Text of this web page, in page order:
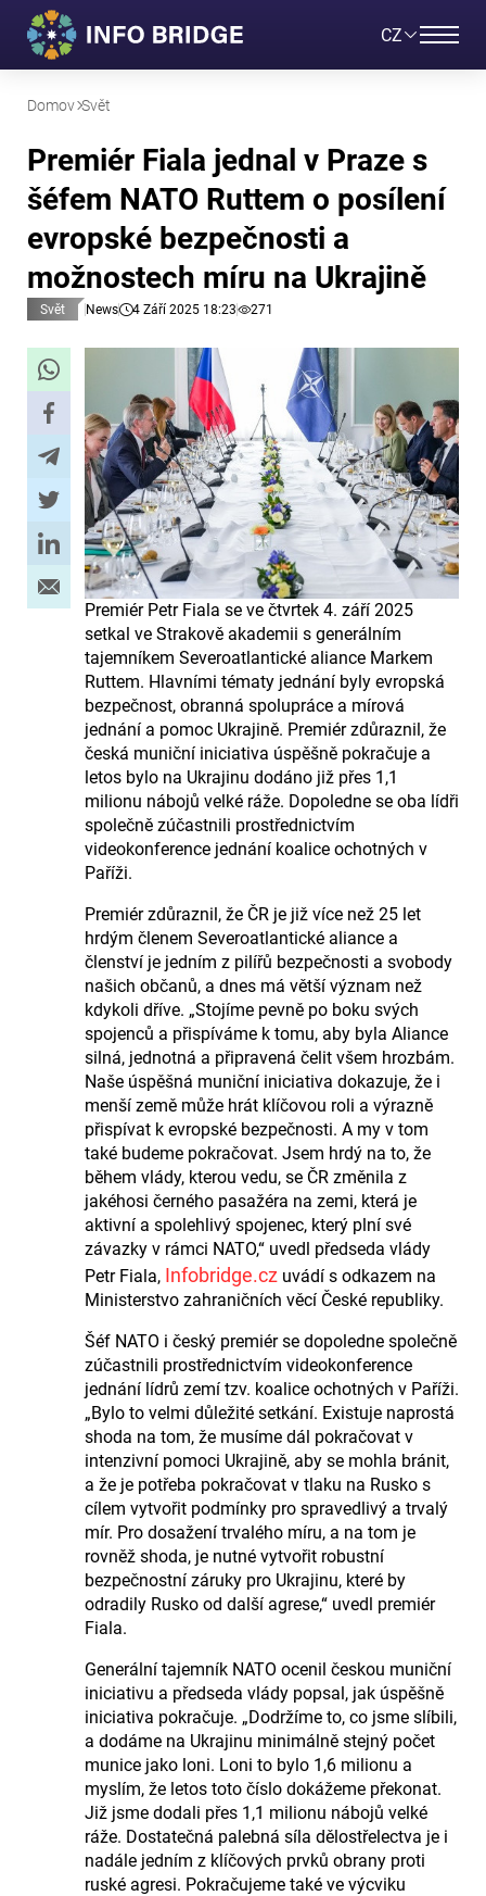
CZ
Domov Svět
Premiér Fiala jednal v Praze s
šéfem NATO Ruttem o posílení
evropské bezpečnosti a
možnostech míru na Ukrajině
Svět News 4 Září 2025 18:23 271
Premiér Petr Fiala se ve čtvrtek 4. září 2025
setkal ve Strakově akademii s generálním
tajemníkem Severoatlantické aliance Markem
Ruttem. Hlavními tématy jednání byly evropská
bezpečnost, obranná spolupráce a mírová
jednání a pomoc Ukrajině. Premiér zdůraznil, že
česká muniční iniciativa úspěšně pokračuje a
letos bylo na Ukrajinu dodáno již přes 1,1
milionu nábojů velké ráže. Dopoledne se oba lídři
společně zúčastnili prostřednictvím
videokonference jednání koalice ochotných v
Paříži.
Premiér zdůraznil, že ČR je již více než 25 let
hrdým členem Severoatlantické aliance a
členství je jedním z pilířů bezpečnosti a svobody
našich občanů, a dnes má větší význam než
kdykoli dříve. „Stojíme pevně po boku svých
spojenců a přispíváme k tomu, aby byla Aliance
silná, jednotná a připravená čelit všem hrozbám.
Naše úspěšná muniční iniciativa dokazuje, že i
menší země může hrát klíčovou roli a výrazně
přispívat k evropské bezpečnosti. A my v tom
také budeme pokračovat. Jsem hrdý na to, že
během vlády, kterou vedu, se ČR změnila z
jakéhosi černého pasažéra na zemi, která je
aktivní a spolehlivý spojenec, který plní své
závazky v rámci NATO,“ uvedl předseda vlády
Petr Fiala, Infobridge.cz uvádí s odkazem na
Ministerstvo zahraničních věcí České republiky.
Šéf NATO i český premiér se dopoledne společně
zúčastnili prostřednictvím videokonference
jednání lídrů zemí tzv. koalice ochotných v Paříži.
„Bylo to velmi důležité setkání. Existuje naprostá
shoda na tom, že musíme dál pokračovat v
intenzivní pomoci Ukrajině, aby se mohla bránit,
a že je potřeba pokračovat v tlaku na Rusko s
cílem vytvořit podmínky pro spravedlivý a trvalý
mír. Pro dosažení trvalého míru, a na tom je
rovněž shoda, je nutné vytvořit robustní
bezpečnostní záruky pro Ukrajinu, které by
odradily Rusko od další agrese,“ uvedl premiér
Fiala.
Generální tajemník NATO ocenil českou muniční
iniciativu a předseda vlády popsal, jak úspěšně
iniciativa pokračuje. „Dodržíme to, co jsme slíbili,
a dodáme na Ukrajinu minimálně stejný počet
munice jako loni. Loni to bylo 1,6 milionu a
myslím, že letos toto číslo dokážeme překonat.
Již jsme dodali přes 1,1 milionu nábojů velké
ráže. Dostatečná palebná síla dělostřelectva je i
nadále jedním z klíčových prvků obrany proti
ruské agresi. Pokračujeme také ve výcviku